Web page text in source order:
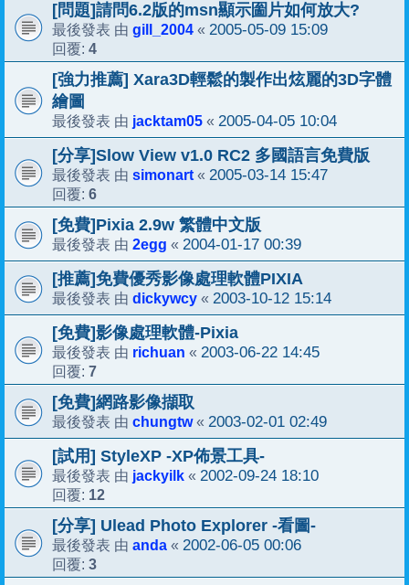
[問題]請問6.2版的msn顯示圗片如何放大?
最後發表 由 gill_2004 « 2005-05-09 15:09
回覆: 4
[強力推薦] Xara3D輕鬆的製作出炫麗的3D字體
繪圖
最後發表 由 jacktam05 « 2005-04-05 10:04
[分享]Slow View v1.0 RC2 多國語言免費版
最後發表 由 simonart « 2005-03-14 15:47
回覆: 6
[免費]Pixia 2.9w 繁體中文版
最後發表 由 2egg « 2004-01-17 00:39
[推薦]免費優秀影像處理軟體PIXIA
最後發表 由 dickywcy « 2003-10-12 15:14
[免費]影像處理軟體-Pixia
最後發表 由 richuan « 2003-06-22 14:45
回覆: 7
[免費]網路影像擷取
最後發表 由 chungtw« 2003-02-01 02:49
[試用] StyleXP -XP佈景工具-
最後發表 由 jackyilk « 2002-09-24 18:10
回覆: 12
[分享] Ulead Photo Explorer -看圖-
最後發表 由 anda « 2002-06-05 00:06
回覆: 3